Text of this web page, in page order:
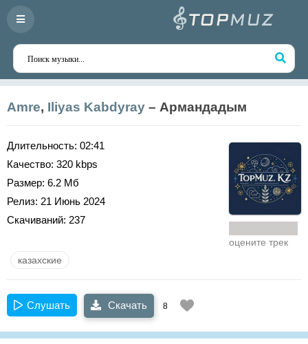
Amre, Iliyas Kabdyray – Армандадым
Длительность: 02:41
Качество: 320 kbps
Размер: 6.2 Мб
Релиз: 21 Июнь 2024
Скачиваний: 237
оцените трек
казахские
Слушать Скачать 8